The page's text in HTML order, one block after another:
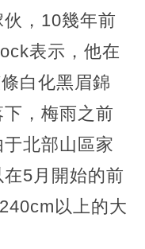
伙，10幾年前
表示，他在
白化黑眉錦
，梅雨之前
北部山區家
5月開始的前
以上的大